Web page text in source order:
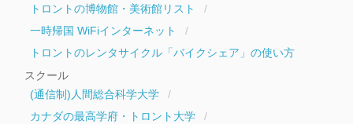
トロントの博物館・美術館リスト
一時帰国 WiFiインターネット
トロントのレンタサイクル「バイクシェア」の使い方
スクール
(通信制)人間総合科学大学
カナダの最高学府・トロント大学